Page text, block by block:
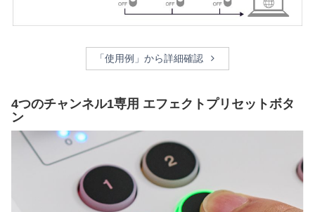
「使用例」から詳細確認
4つのチャンネル1専用 エフェクトプリセットボタ
ン